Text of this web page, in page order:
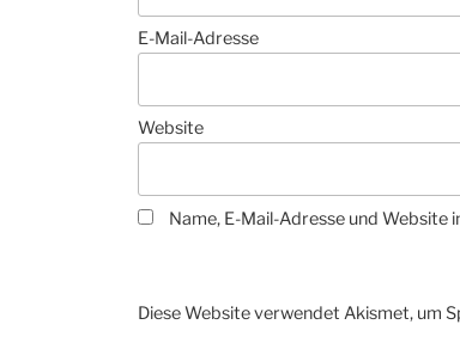
E-Mail-Adresse
Website
Name, E-Mail-Adresse und
Diese Website verwendet Akismet, um